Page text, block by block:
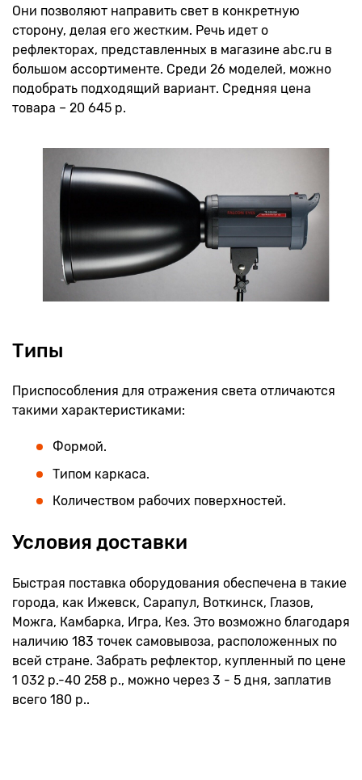
Они позволяют направить свет в конкретную
сторону, делая его жестким. Речь идет о
рефлекторах, представленных в магазине abc.ru в
большом ассортименте. Среди 26 моделей, можно
подобрать подходящий вариант. Средняя цена
товара – 20 645 р.
Типы
Приспособления для отражения света отличаются
такими характеристиками:
Формой.
Типом каркаса.
Количеством рабочих поверхностей.
Условия доставки
Быстрая поставка оборудования обеспечена в такие
города, как Ижевск, Сарапул, Воткинск, Глазов,
Можга, Камбарка, Игра, Кез. Это возможно благодаря
наличию 183 точек самовывоза, расположенных по
всей стране. Забрать рефлектор, купленный по цене
1 032 р.-40 258 р., можно через 3 - 5 дня, заплатив
всего 180 р..